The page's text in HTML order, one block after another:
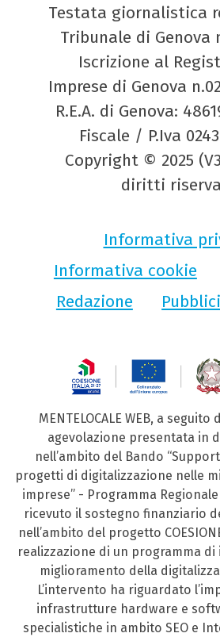
Testata giornalistica
Tribunale di Genova
Iscrizione al
Imprese di Genova
R.E.A. di Genova:
Fiscale / P.Iva
Copyright © 2025
diritti
Informativa
Informativa cookie
Redazione
MENTELOCALE WEB, a
agevolazione presentata in
nell’ambito del Bando
progetti di digitalizzazione nelle
imprese” - Programma Regionale
ricevuto il sostegno finanziario
nell’ambito del progetto
realizzazione di un programma
miglioramento della
L’intervento ha riguardato
infrastrutture hardware e
specialistiche in ambito SEO e